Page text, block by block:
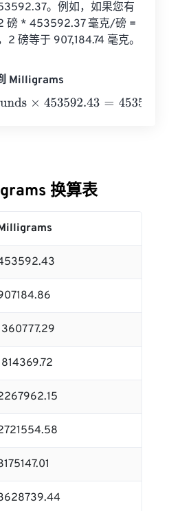
。例如，如果您有
磅 * 453592.37 毫克/磅 =
2 磅等于 907,184.74 毫克。
Milligrams
453592.43=4535924.3
换算表